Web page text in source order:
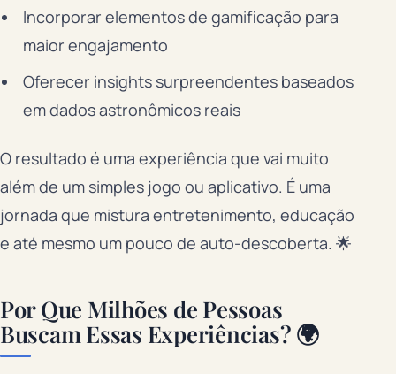
Incorporar elementos de gamificação para
maior engajamento
Oferecer insights surpreendentes baseados
em dados astronômicos reais
O resultado é uma experiência que vai muito
além de um simples jogo ou aplicativo. É uma
jornada que mistura entretenimento, educação
e até mesmo um pouco de auto-descoberta. 🌟
Por Que Milhões de Pessoas
Buscam Essas Experiências? 🌍